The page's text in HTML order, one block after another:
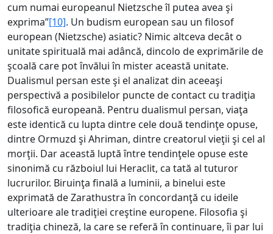
cum numai europeanul Nietzsche îl putea avea şi
exprima”[10]. Un budism european sau un filosof
european (Nietzsche) asiatic? Nimic altceva decât o
unitate spirituală mai adâncă, dincolo de exprimările de
şcoală care pot învălui în mister această unitate.
Dualismul persan este şi el analizat din aceeaşi
perspectivă a posibilelor puncte de contact cu tradiţia
filosofică europeană. Pentru dualismul persan, viaţa
este identică cu lupta dintre cele două tendinţe opuse,
dintre Ormuzd şi Ahriman, dintre creatorul vieţii şi cel al
morţii. Dar această luptă între tendinţele opuse este
sinonimă cu războiul lui Heraclit, ca tată al tuturor
lucrurilor. Biruinţa finală a luminii, a binelui este
exprimată de Zarathustra în concordanţă cu ideile
ulterioare ale tradiţiei creştine europene. Filosofia şi
tradiţia chineză, la care se referă în continuare, îi par lui